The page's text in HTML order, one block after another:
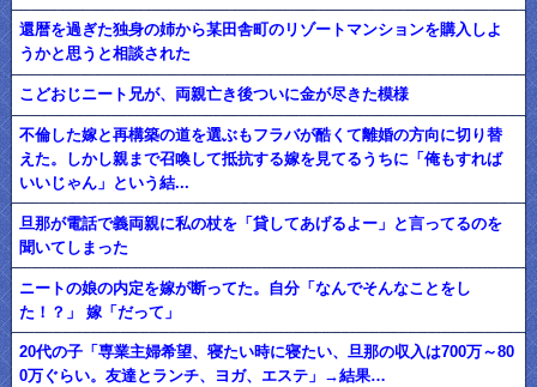
還暦を過ぎた独身の姉から某田舎町のリゾートマンションを購入しよ
うかと思うと相談された
こどおじニート兄が、両親亡き後ついに金が尽きた模様
不倫した嫁と再構築の道を選ぶもフラバが酷くて離婚の方向に切り替
えた。しかし親まで召喚して抵抗する嫁を見てるうちに「俺もすれば
いいじゃん」という結...
旦那が電話で義両親に私の杖を「貸してあげるよー」と言ってるのを
聞いてしまった
ニートの娘の内定を嫁が断ってた。自分「なんでそんなことをし
た！？」 嫁「だって」
20代の子「専業主婦希望、寝たい時に寝たい、旦那の収入は700万～80
0万ぐらい。友達とランチ、ヨガ、エステ」→結果…